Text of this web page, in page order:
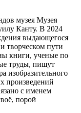
музея Музея
Канту. В 2024
выдающегося
творческом пути
книги, ученые по
труды, пишут
изобразительного
произведений
с именем
порой